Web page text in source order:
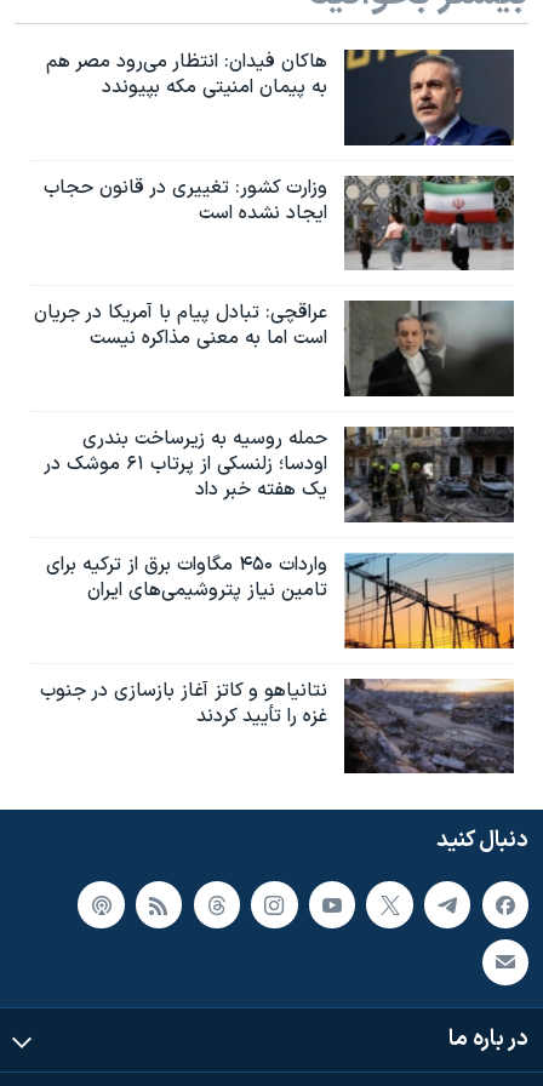
نرگس محمدی برنده جایزه نوبل صلح
همایش محافظه‌کاران آمریکا «سی‌پک»
صفحه‌های ویژه
سفر پرزیدنت ترامپ به چین
هاکان فیدان: انتظار می‌رود مصر هم
به پیمان امنیتی مکه بپیوندد
وزارت کشور: تغییری در قانون حجاب
ایجاد نشده است
عراقچی: تبادل پیام با آمریکا در جریان
است اما به معنی مذاکره نیست
حمله روسیه به زیرساخت بندری
اودسا؛ زلنسکی از پرتاب ۶۱ موشک در
یک هفته خبر داد
واردات ۴۵۰ مگاوات برق از ترکیه برای
تامین نیاز پتروشیمی‌های ایران
نتانیاهو و کاتز آغاز بازسازی در جنوب
غزه را تأیید کردند
دنبال کنید
در باره ما